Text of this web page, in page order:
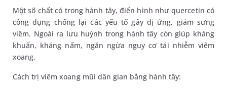
Một số chất có trong hành tây, điển hình như quercetin có
công dụng chống lại các yếu tố gây dị ứng, giảm sưng
viêm. Ngoài ra lưu huỳnh trong hành tây còn giúp kháng
khuẩn, kháng nấm, ngăn ngừa nguy cơ tái nhiễm viêm
xoang.
Cách trị viêm xoang mũi dân gian bằng hành tây: